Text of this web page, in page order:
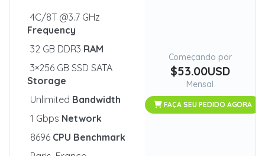
4C/8T @3.7 GHz
Frequency
32 GB DDR3 RAM
3×256 GB SSD SATA
Storage
Unlimited Bandwidth
1 Gbps Network
8696 CPU Benchmark
Começando por
$53.00USD
Mensal
FAÇA SEU PEDIDO AGORA